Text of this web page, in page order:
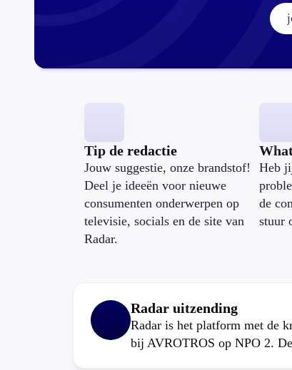
Tip de redactie
Jouw suggestie, onze brandstof!
Deel je ideeën voor nieuwe
consumenten onderwerpen op
televisie, socials en de site van
Radar.
Heb
de
stuur
Radar uitzending
Radar is het platform met de
bij AVROTROS op NPO 2.